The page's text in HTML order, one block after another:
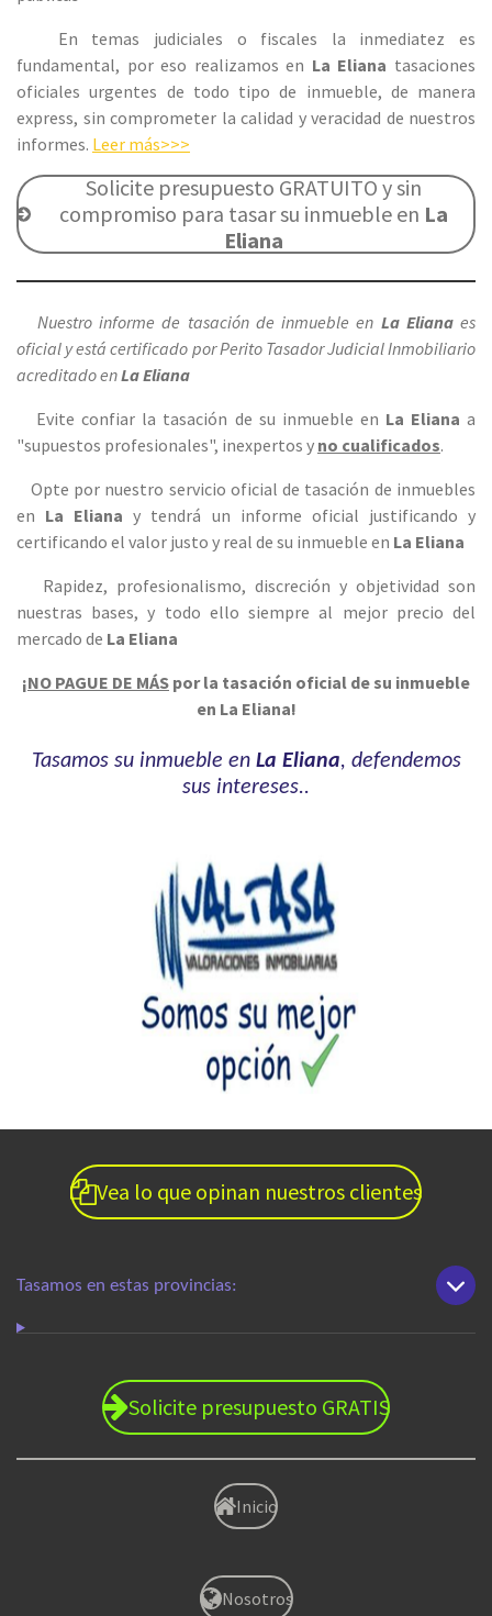
En temas judiciales o fiscales la inmediatez es
fundamental, por eso realizamos en La Eliana tasaciones
oficiales urgentes de todo tipo de inmueble, de manera
express, sin comprometer la calidad y veracidad de nuestros
informes. Leer más>>>
Solicite presupuesto GRATUITO y sin
compromiso para tasar su inmueble en La
Eliana
Nuestro informe de tasación de inmueble en La Eliana es
oficial y está certificado por Perito Tasador Judicial Inmobiliario
acreditado enLa Eliana
Evite confiar la tasación de su inmueble en La Elianaa
"supuestos profesionales", inexpertos y no cualificados.
Opte por nuestro servicio oficial de tasación de inmuebles
en La Elianay tendrá un informe oficial justificando y
certificando el valor justo y real de su inmueble en La Eliana
Rapidez, profesionalismo, discreción y objetividad son
nuestras bases, y todo ello siempre al mejor precio del
mercado de La Eliana
¡NO PAGUE DE MÁS por la tasación oficial de su inmueble
en La Eliana!
Tasamos su inmueble en La Eliana, defendemos
sus intereses..
Vea lo que opinan nuestros clientes
Tasamos en estas provincias:
Solicite presupuesto GRATIS
Inicio
Nosotros